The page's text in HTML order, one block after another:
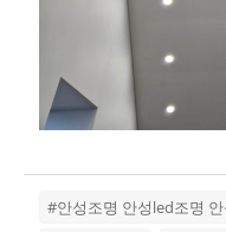
#안성조명 안성led조명